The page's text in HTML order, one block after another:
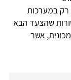
רק במערכות
שהצעד הבא
אשר